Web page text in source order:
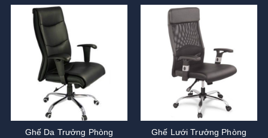
Ghế Da Trưởng Phòng
Ghế Lưới Trưởng Phòng